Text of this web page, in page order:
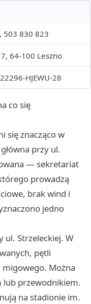
503 830 823
64-100 Leszno
HJEWU-28
co się
się znacząco w
przy ul.
— sekretariat
prowadzą
brak wind i
jedno
ul. Strzeleckiej. W
pętli
migowego. Można
lub przewodnikiem.
na stadionie im.